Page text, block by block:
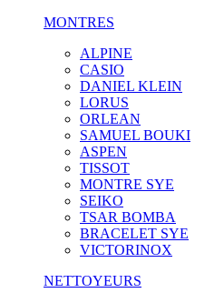
MONTRES
ALPINE
CASIO
DANIEL KLEIN
LORUS
ORLEAN
SAMUEL BOUKI
ASPEN
TISSOT
MONTRE SYE
SEIKO
TSAR BOMBA
BRACELET SYE
VICTORINOX
NETTOYEURS